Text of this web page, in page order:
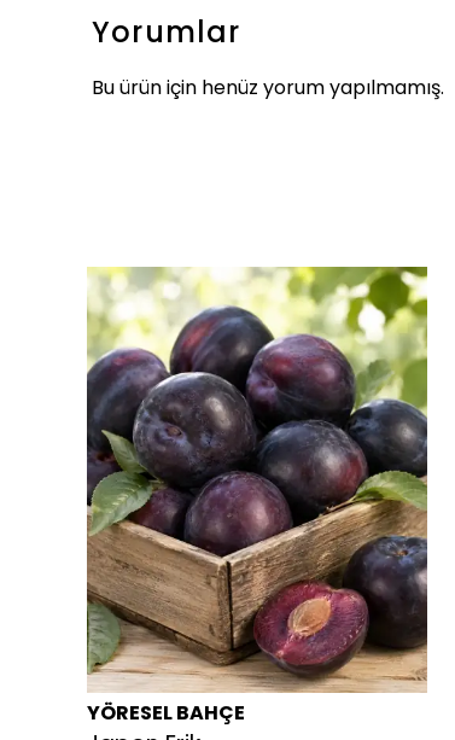
Yorumlar
Bu ürün için henüz yorum yapılmamış.
YÖRESEL BAHÇE